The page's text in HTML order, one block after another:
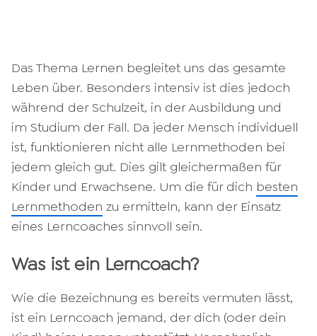
Das Thema Lernen begleitet uns das gesamte
Leben über. Besonders intensiv ist dies jedoch
während der Schulzeit, in der Ausbildung und
im Studium der Fall. Da jeder Mensch individuell
ist, funktionieren nicht alle Lernmethoden bei
jedem gleich gut. Dies gilt gleichermaßen für
Kinder und Erwachsene. Um die für dich besten
Lernmethoden zu ermitteln, kann der Einsatz
eines Lerncoaches sinnvoll sein.
Was ist ein Lerncoach?
Wie die Bezeichnung es bereits vermuten lässt,
ist ein Lerncoach jemand, der dich (oder dein